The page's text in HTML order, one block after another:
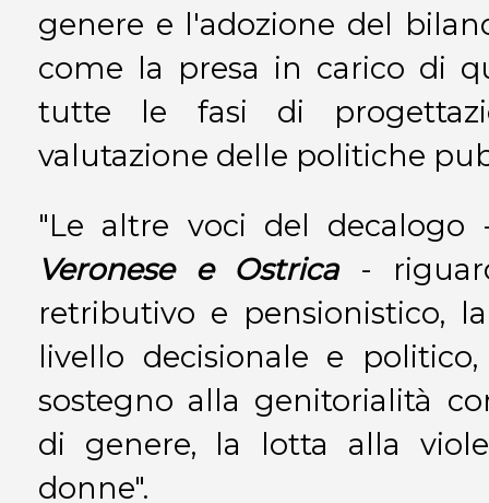
genere e l'adozione del
come la presa in carico di
tutte le fasi di
valutazione delle politiche
"Le altre voci del
Veronese e Ostrica-
retributivo e pensionistico,
livello decisionale e
sostegno alla genitorialità
di genere, la lotta alla
donne".